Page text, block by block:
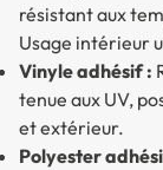
résistant aux
Usage intérieur
Vinyle adhésif :
tenue aux UV,
et extérieur.
Polyester